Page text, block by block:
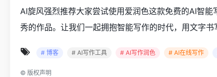
AI旋风强烈推荐大家尝试使用爱润色这款免费的AI智
秀的作品。让我们一起拥抱智能写作的时代，用文字书
# 博客 # AI写作工具 # AI写作润色 # AI在线写作
© 版权声明